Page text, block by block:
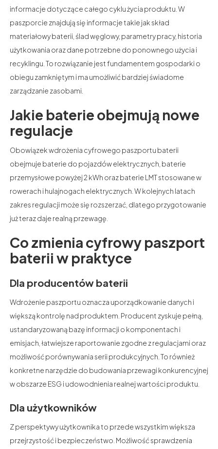
informacje dotyczące całego cyklu życia produktu. W
paszporcie znajdują się informacje takie jak skład
materiałowy baterii, ślad węglowy, parametry pracy, historia
użytkowania oraz dane potrzebne do ponownego użycia i
recyklingu. To rozwiązanie jest fundamentem gospodarki o
obiegu zamkniętym i ma umożliwić bardziej świadome
zarządzanie zasobami.
Jakie baterie obejmują nowe
regulacje
Obowiązek wdrożenia cyfrowego paszportu baterii
obejmuje baterie do pojazdów elektrycznych, baterie
przemysłowe powyżej 2 kWh oraz baterie LMT stosowane w
rowerach i hulajnogach elektrycznych. W kolejnych latach
zakres regulacji może się rozszerzać, dlatego przygotowanie
już teraz daje realną przewagę.
Co zmienia cyfrowy paszport
baterii w praktyce
Dla producentów baterii
Wdrożenie paszportu oznacza uporządkowanie danych i
większą kontrolę nad produktem. Producent zyskuje pełną,
ustandaryzowaną bazę informacji o komponentach i
emisjach, łatwiejsze raportowanie zgodne z regulacjami oraz
możliwość porównywania serii produkcyjnych. To również
konkretne narzędzie do budowania przewagi konkurencyjnej
w obszarze ESG i udowodnienia realnej wartości produktu.
Dla użytkowników
Z perspektywy użytkownika to przede wszystkim większa
przejrzystość i bezpieczeństwo. Możliwość sprawdzenia